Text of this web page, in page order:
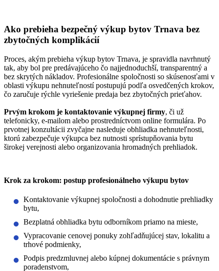
Ako prebieha bezpečný výkup bytov Trnava bez
zbytočných komplikácií
Proces, akým prebieha výkup bytov Trnava, je spravidla navrhnutý
tak, aby bol pre predávajúceho čo najjednoduchší, transparentný a
bez skrytých nákladov. Profesionálne spoločnosti so skúsenosťami v
oblasti výkupu nehnuteľností postupujú podľa osvedčených krokov,
čo zaručuje rýchle vyriešenie predaja bez zbytočných prieťahov.
Prvým krokom je kontaktovanie výkupnej firmy, či už
telefonicky, e-mailom alebo prostredníctvom online formulára. Po
prvotnej konzultácii zvyčajne nasleduje obhliadka nehnuteľnosti,
ktorú zabezpečuje výkupca bez nutnosti sprístupňovania bytu
širokej verejnosti alebo organizovania hromadných prehliadok.
Krok za krokom: postup profesionálneho výkupu bytov
Kontaktovanie výkupnej spoločnosti a dohodnutie prehliadky
bytu,
Bezplatná obhliadka bytu odborníkom priamo na mieste,
Vypracovanie cenovej ponuky zohľadňujúcej stav, lokalitu a
trhové podmienky,
Podpis predzmluvnej alebo kúpnej dokumentácie s právnym
poradenstvom,